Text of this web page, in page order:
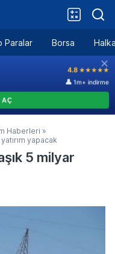
Paralar Borsa
Haberleri »
yapacak
5 milyar